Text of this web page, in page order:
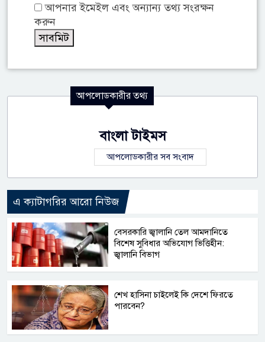
আপনার ইমেইল এবং অন্যান্য তথ্য সংরক্ষন
করুন
আপলোডকারীর তথ্য
বাংলা টাইমস
আপলোডকারীর সব সংবাদ
এ ক্যাটাগরির আরো নিউজ
বেসরকারি জ্বালানি তেল আমদানিতে
বিশেষ সুবিধার অভিযোগ ভিত্তিহীন:
জ্বালানি বিভাগ
শেখ হাসিনা চাইলেই কি দেশে ফিরতে
পারবেন?